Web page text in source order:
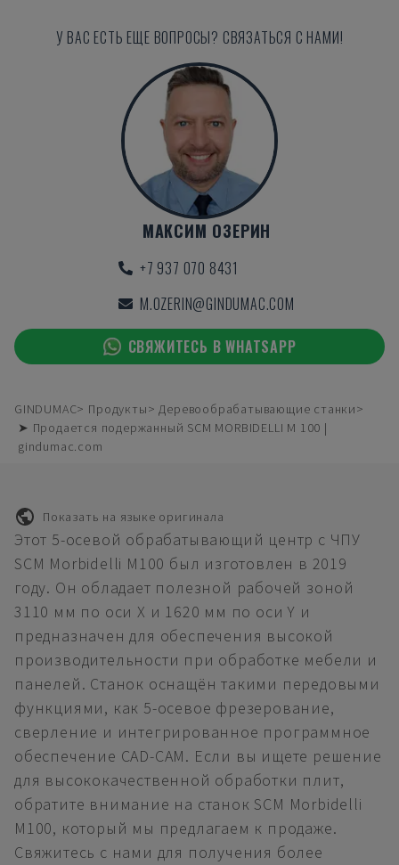
У ВАС ЕСТЬ ЕЩЕ ВОПРОСЫ? СВЯЗАТЬСЯ С НАМИ!
МАКСИМ ОЗЕРИН
+7 937 070 8431
M.OZERIN@GINDUMAC.COM
СВЯЖИТЕСЬ В WHATSAPP
GINDUMAC Продукты
Деревообрабатывающие станки
➤ Продается подержанный SCM MORBIDELLI M 100 |
gindumac.com
Показать на языке оригинала
Этот 5-осевой обрабатывающий центр с ЧПУ
SCM Morbidelli M100 был изготовлен в 2019
году. Он обладает полезной рабочей зоной
3110 мм по оси X и 1620 мм по оси Y и
предназначен для обеспечения высокой
производительности при обработке мебели и
панелей. Станок оснащён такими передовыми
функциями, как 5-осевое фрезерование,
сверление и интегрированное программное
обеспечение CAD-CAM. Если вы ищете решение
для высококачественной обработки плит,
обратите внимание на станок SCM Morbidelli
M100, который мы предлагаем к продаже.
Свяжитесь с нами для получения более